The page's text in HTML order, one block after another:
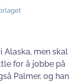
men skal
for å jobbe på
Palmer, og han